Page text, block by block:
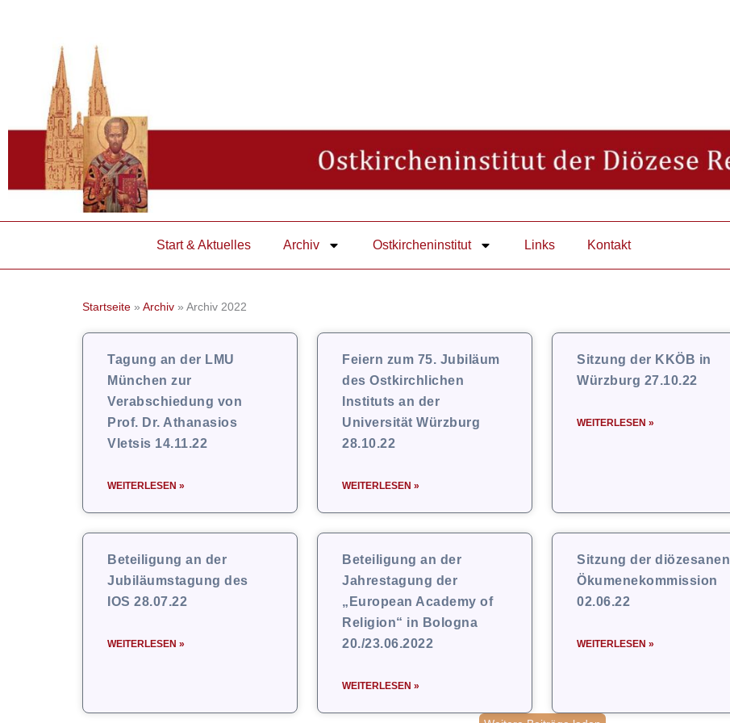
Start & Aktuelles Archiv Ostkircheninstitut Links Kontakt
Startseite » Archiv » Archiv 2022
Tagung an der LMU
München zur
Verabschiedung von
Prof. Dr. Athanasios
Vletsis 14.11.22
WEITERLESEN »
Feiern zum 75. Jubiläum
des Ostkirchlichen
Instituts an der
Universität Würzburg
28.10.22
WEITERLESEN »
Sitzung der KKÖB in
Würzburg 27.10.22
WEITERLESEN »
Beteiligung an der
Jubiläumstagung des
IOS 28.07.22
WEITERLESEN »
Beteiligung an der
Jahrestagung der
„European Academy of
Religion“ in Bologna
20./23.06.2022
WEITERLESEN »
Sitzung der diözesanen
Ökumenekommission
02.06.22
WEITERLESEN »